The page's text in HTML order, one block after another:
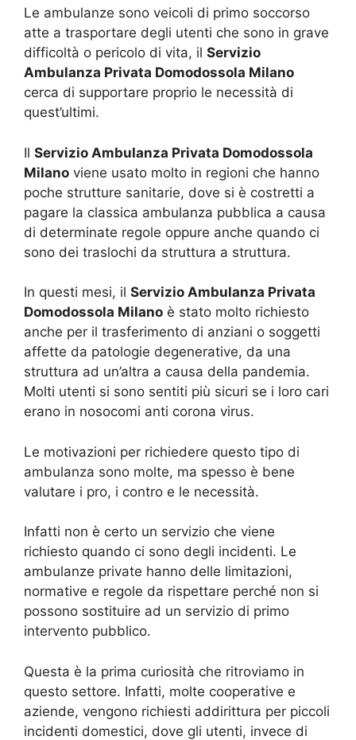
Le ambulanze sono veicoli di primo soccorso
atte a trasportare degli utenti che sono in grave
difficoltà o pericolo di vita, il Servizio
Ambulanza Privata Domodossola Milano
cerca di supportare proprio le necessità di
quest’ultimi.
Il Servizio Ambulanza Privata Domodossola
Milano viene usato molto in regioni che hanno
poche strutture sanitarie, dove si è costretti a
pagare la classica ambulanza pubblica a causa
di determinate regole oppure anche quando ci
sono dei traslochi da struttura a struttura.
In questi mesi, il Servizio Ambulanza Privata
Domodossola Milano è stato molto richiesto
anche per il trasferimento di anziani o soggetti
affette da patologie degenerative, da una
struttura ad un’altra a causa della pandemia.
Molti utenti si sono sentiti più sicuri se i loro cari
erano in nosocomi anti corona virus.
Le motivazioni per richiedere questo tipo di
ambulanza sono molte, ma spesso è bene
valutare i pro, i contro e le necessità.
Infatti non è certo un servizio che viene
richiesto quando ci sono degli incidenti. Le
ambulanze private hanno delle limitazioni,
normative e regole da rispettare perché non si
possono sostituire ad un servizio di primo
intervento pubblico.
Questa è la prima curiosità che ritroviamo in
questo settore. Infatti, molte cooperative e
aziende, vengono richiesti addirittura per piccoli
incidenti domestici, dove gli utenti, invece di